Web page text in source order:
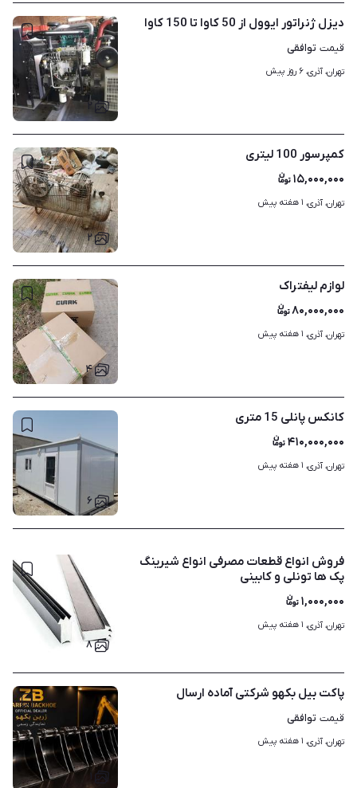
۲
دیزل ژنراتور ایوول از 50 کاوا تا 150 کاوا
قیمت توافقی
تهران، آذری، ۶ روز پیش
۲
کمپرسور 100 لیتری
۱۵,۰۰۰,۰۰۰
تهران، آذری، ۱ هفته پیش
۴
لوازم لیفتراک
۸۰,۰۰۰,۰۰۰
تهران، آذری، ۱ هفته پیش
۶
کانکس پانلی 15 متری
۴۱۰,۰۰۰,۰۰۰
تهران، آذری، ۱ هفته پیش
۸
فروش انواع قطعات مصرفی انواع شیرینگ
پک ها تونلی و کابینی
۱,۰۰۰,۰۰۰
تهران، آذری، ۱ هفته پیش
۱
پاکت بیل بکهو شرکتی آماده ارسال
قیمت توافقی
تهران، آذری، ۱ هفته پیش